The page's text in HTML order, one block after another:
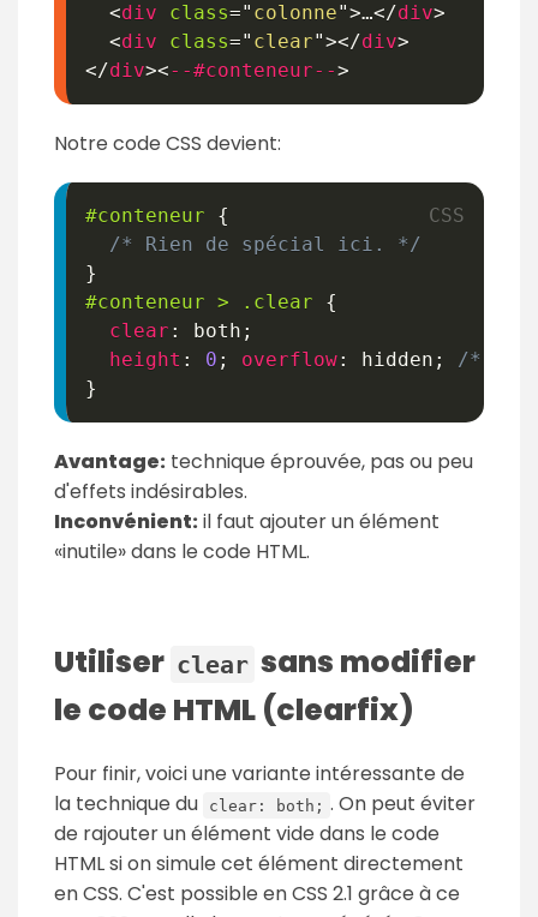
<div class=" colonne">…</div>
<div class=" clear"></div>
</div><--#conteneur-->
Notre code CSS devient:
#conteneur
{
/* Rien de spécial ici. */
}
#conteneur > .clear
{
clear : both ;
height : 0 ; overflow: hidden ;
/*
}
Avantage: technique éprouvée, pas ou peu
d'effets indésirables.
Inconvénient:il faut ajouter un élément
«inutile» dans le code HTML.
Utiliser clear sans modifier
le code HTML (clearfix)
Pour finir, voici une variante intéressante de
la technique du
clear: both; . On peut éviter
de rajouter un élément vide dans le code
HTML si on simule cet élément directement
en CSS. C'est possible en CSS 2.1 grâce à ce